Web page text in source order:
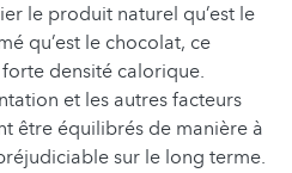
le produit naturel qu’est le
qu’est le chocolat, ce
densité calorique.
et les autres facteurs
être équilibrés de manière à
sur le long terme.